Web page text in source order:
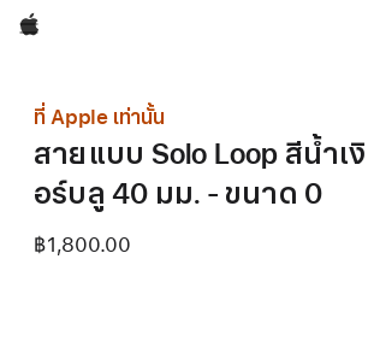
Apple
ที่ Apple เท่านั้น
สายแบบ Solo Loop สีน้ำเ
อร์บลู 40 มม. - ขนาด 0
฿1,800.00